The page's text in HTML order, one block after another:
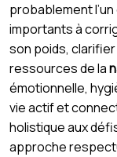
probablement
importants à
son poids,
ressources de la
émotionnelle,
vie actif et
holistique aux
approche